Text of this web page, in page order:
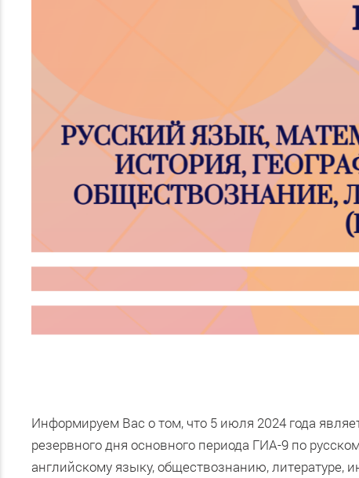
Информируем Вас о том, что 5 июля 2024 года
резервного дня основного периода ГИА-9 по
английскому языку, обществознанию, литературе,